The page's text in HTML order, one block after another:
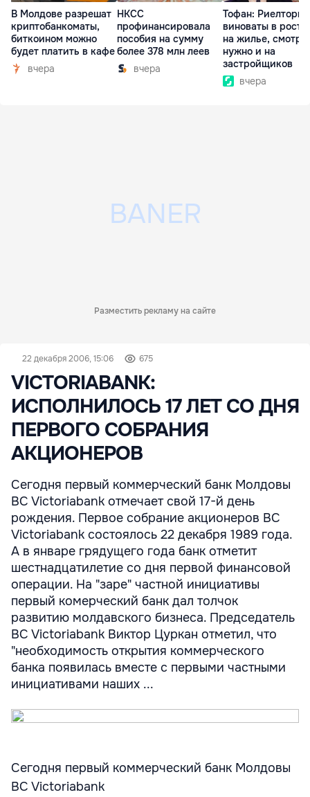
В Молдове разрешат
криптобанкоматы,
биткоином можно
будет платить в кафе
вчера
НКСС
профинансировала
пособия на сумму
более 378 млн леев
вчера
Тофан: Риелторы
виноваты в росте
на жилье,
нужно и на
застройщиков
вчера
Разместить рекламу на сайте
22 декабря 2006, 15:06 675
VIСTORIABANK:
ИСПОЛНИЛОСЬ 17 ЛЕТ СО ДНЯ
ПЕРВОГО СОБРАНИЯ
АКЦИОНЕРОВ
Сегодня первый коммерческий банк Молдовы
BC Victoriabank отмечает свой 17-й день
рождения. Первое собрание акционеров BC
Victoriabank состоялось 22 декабря 1989 года.
А в январе грядущего года банк отметит
шестнадцатилетие со дня первой финансовой
операции. На "заре" частной инициативы
первый комерческий банк дал толчок
развитию молдавского бизнеса. Председатель
BC Victoriabank Виктор Цуркан отметил, что
"необходимость открытия коммерческого
банка появилась вместе с первыми частными
инициативами наших ...
Сегодня первый коммерческий банк Молдовы
BC Victoriabank